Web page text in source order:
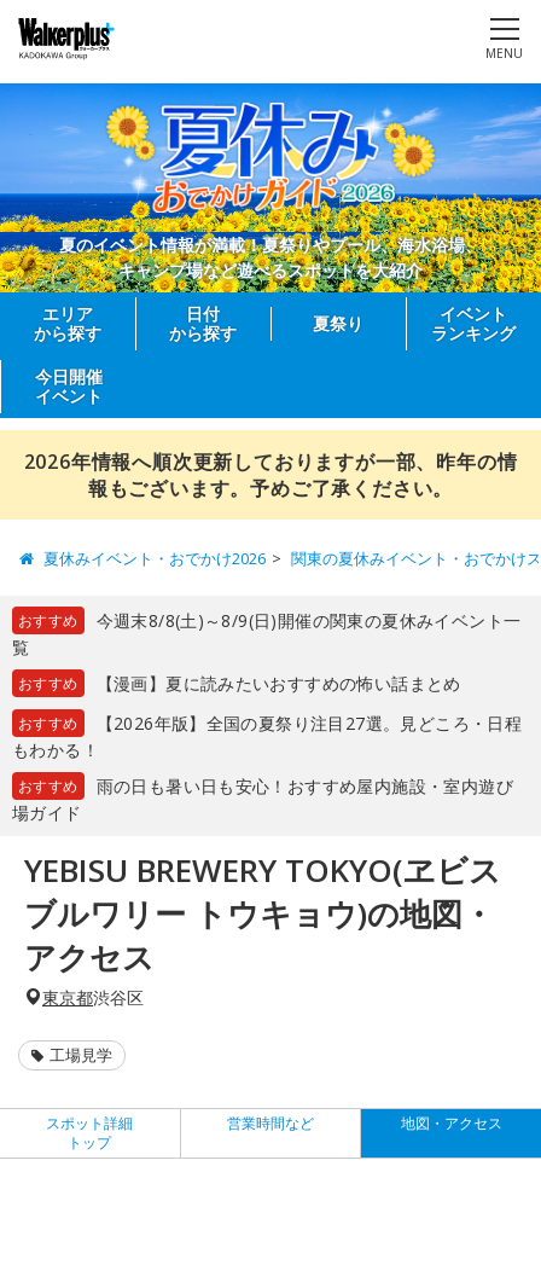
MENU
夏のイベント情報が満載！夏祭りやプール、海水浴場、
キャンプ場など遊べるスポットを大紹介
エリア
から探す
日付
から探す
夏祭り
イベント
ランキング
今日開催
イベント
2026年情報へ順次更新しておりますが一部、昨年の情
報もございます。予めご了承ください。
夏休みイベント・おでかけ2026 関東の夏休みイベント・おでかけ
おすすめ
今週末8/8(土)～8/9(日)開催の関東の夏休みイベント一
覧
おすすめ 【漫画】夏に読みたいおすすめの怖い話まとめ
おすすめ
【2026年版】全国の夏祭り注目27選。見どころ・日程
もわかる！
おすすめ
雨の日も暑い日も安心！おすすめ屋内施設・室内遊び
場ガイド
YEBISU BREWERY TOKYO(ヱビス
ブルワリー トウキョウ)の地図・
アクセス
東京都渋谷区
工場見学
スポット詳細
トップ
営業時間など 地図・アクセス